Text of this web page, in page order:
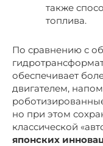
также
топлива.
По сравнению с
обеспечивает
двигателем,
но при этом
классической
японских